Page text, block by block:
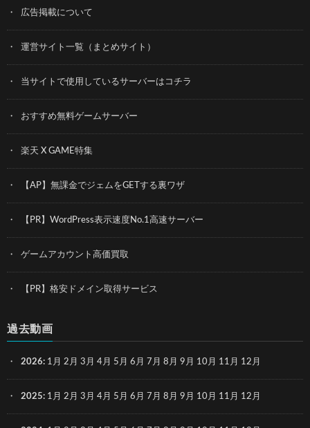
広告掲載について
運営サイト一覧（まとめサイト）
当サイトで使用しているサーバーはコチラ
おすすめ無料ゲームサーバー
楽天 X GAME特集
【AP】無課金でジェムをGETする裏ワザ
【PR】WordPress表示速度No.1高速サーバー
ゲームアカウント高価買取
【PR】格安ドメイン取得サービス
過去動画
2026: 1月 2月 3月 4月 5月 6月 7月 8月 9月 10月 11月 12月
2025: 1月 2月 3月 4月 5月 6月 7月 8月 9月 10月 11月 12月